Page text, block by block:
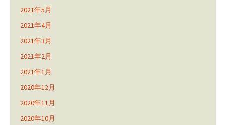
2021年5月
2021年4月
2021年3月
2021年2月
2021年1月
2020年12月
2020年11月
2020年10月